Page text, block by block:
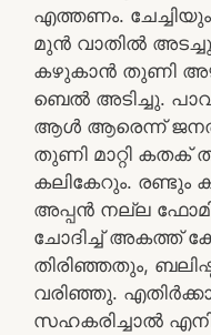
എത്തണം.
മുൻ വാതിൽ
കഴുകാൻ തുണി
ബെൽ അടിച്ചു.
ആൾ ആരെന്ന് ജനൽ
തുണി മാറ്റി കതക്
കലികേറും. രണ്ടും
അപ്പൻ നല്ല
ചോദിച്ച് അകത്ത്
തിരിഞ്ഞതും,
വരിഞ്ഞു.
സഹകരിച്ചാൽ